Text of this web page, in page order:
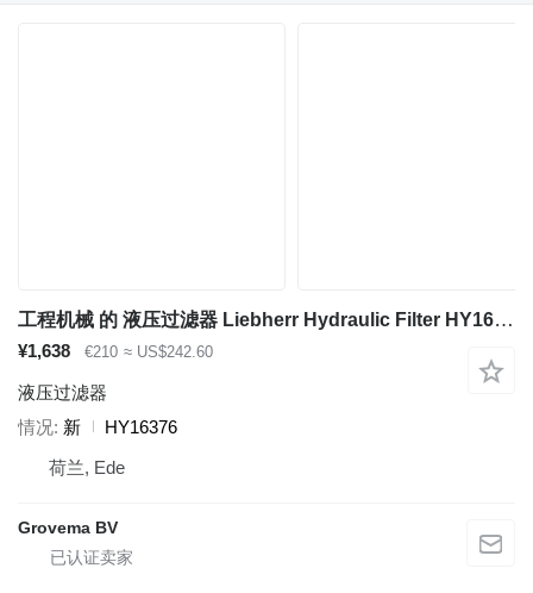
工程机械 的 液压过滤器 Liebherr Hydraulic Filter HY16376
¥1,638 €210 ≈ US$242.60
液压过滤器
情况 新
HY16376
荷兰, Ede
Grovema BV